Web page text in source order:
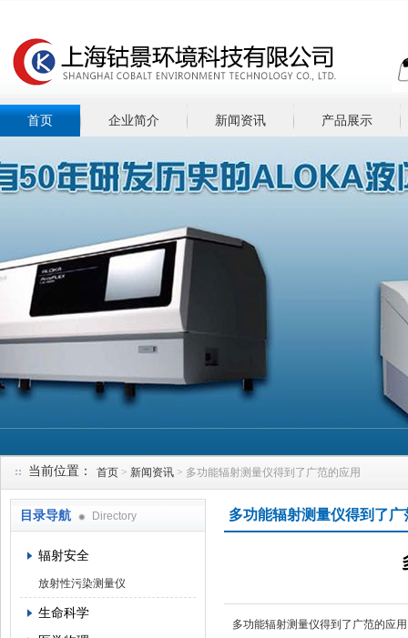
首页 企业简介 新闻资讯 产品展示
当前位置： 首页 > 新闻资讯 > 多功能辐射测量仪得到了广范的应用
目录导航 Directory
辐射安全
放射性污染测量仪
生命科学
多功能辐射测量仪得到了广
多功能辐射测量仪得到了广范的应用